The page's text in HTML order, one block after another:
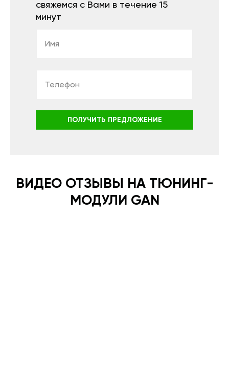
свяжемся с Вами в течение 15
минут
ПОЛУЧИТЬ ПРЕДЛОЖЕНИЕ
ВИДЕО ОТЗЫВЫ НА ТЮНИНГ-
МОДУЛИ GAN